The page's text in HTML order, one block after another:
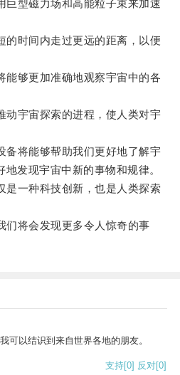
型磁力场和高能粒子束来加速
时间内走过更远的距离，以便
够更加准确地观察宇宙中的各
宇宙探索的进程，使人类对宇
将能够帮助我们更好地了解宇
发现宇宙中新的事物和规律。
一种科技创新，也是人类探索
将会发现更多令人惊奇的事
可以结识到来自世界各地的朋友。
支持[0] 反对[0]